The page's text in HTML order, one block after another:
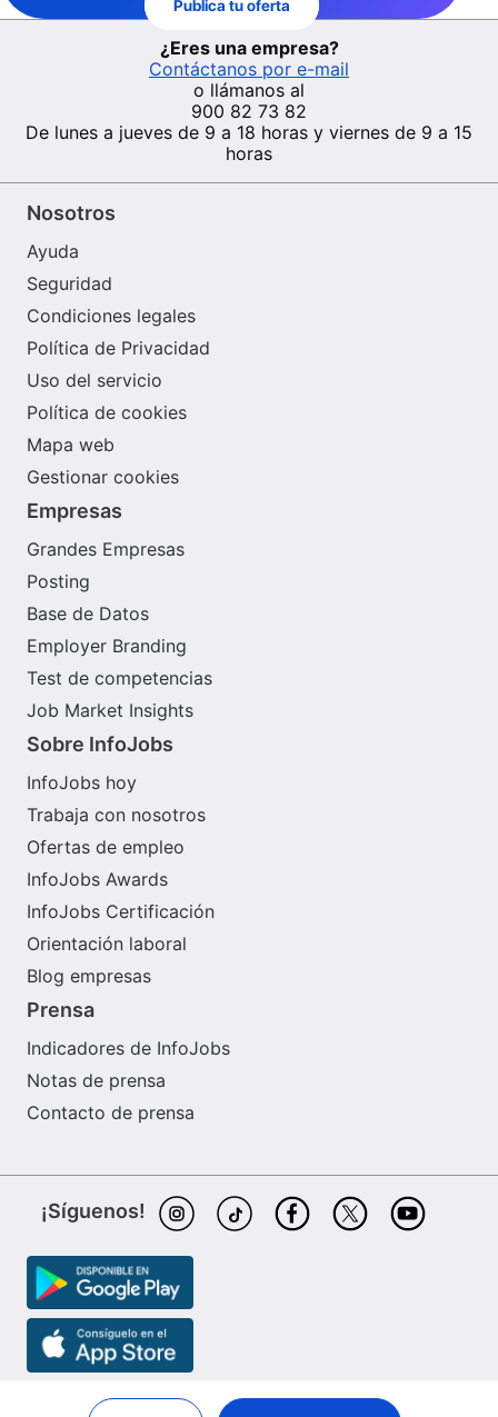
Publica tu oferta
¿Eres una empresa?
Contáctanos por e-mail
o llámanos al
900 82 73 82
De lunes a jueves de 9 a 18 horas y viernes de 9 a 15
horas
Nosotros
Ayuda
Seguridad
Condiciones legales
Política de Privacidad
Uso del servicio
Política de cookies
Mapa web
Gestionar cookies
Empresas
Grandes Empresas
Posting
Base de Datos
Employer Branding
Test de competencias
Job Market Insights
Sobre InfoJobs
InfoJobs hoy
Trabaja con nosotros
Ofertas de empleo
InfoJobs Awards
InfoJobs Certificación
Orientación laboral
Blog empresas
Prensa
Indicadores de InfoJobs
Notas de prensa
Contacto de prensa
¡Síguenos!